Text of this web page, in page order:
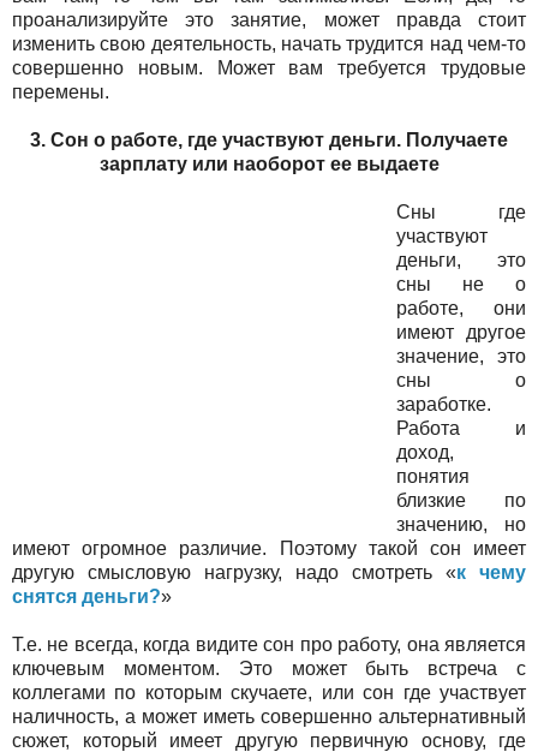
проанализируйте это занятие, может правда стоит
изменить свою деятельность, начать трудится над чем-то
совершенно новым. Может вам требуется трудовые
перемены.
3. Сон о работе, где участвуют деньги. Получаете
зарплату или наоборот ее выдаете
Сны где
участвуют
деньги, это
сны не о
работе, они
имеют другое
значение, это
сны о
заработке.
Работа и
доход,
понятия
близкие по
значению, но
имеют огромное различие. Поэтому такой сон имеет
другую смысловую нагрузку, надо смотреть «к чему
снятся деньги?»
Т.е. не всегда, когда видите сон про работу, она является
ключевым моментом. Это может быть встреча с
коллегами по которым скучаете, или сон где участвует
наличность, а может иметь совершенно альтернативный
сюжет, который имеет другую первичную основу, где